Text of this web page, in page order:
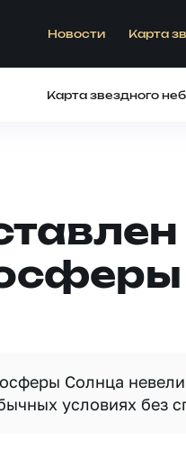
Новости Карта
Карта звездного
Солнца
условиях без